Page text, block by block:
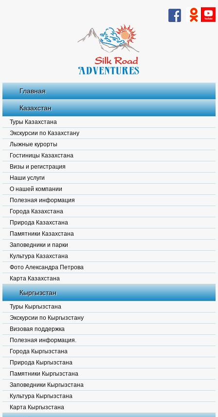
Главная
Казахстан
Туры Казахстана
Экскурсии по Казахстану
Лыжные курорты
Гостиницы Казахстана
Визы и регистрация
Наши услуги
О нашей компании
Полезная информация
Города Казахстана
Природа Казахстана
Памятники Казахстана
Заповедники и парки
Культура Казахстана
Фото Александра Петрова
Карта Казахстана
Кыргызстан
Туры Кыргызстана
Экскурсии по Кыргызстану
Визовая поддержка
Полезная информация.
Города Кыргызстана
Природа Кыргызстана
Памятники Кыргызстана
Заповедники Кыргызстана
Культура Кыргызстана
Карта Кыргызстана